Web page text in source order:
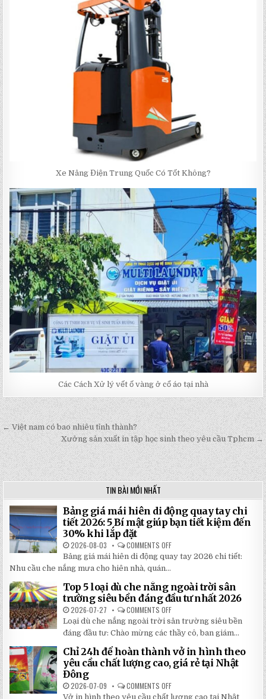
Xe Nâng Điện Trung Quốc Có Tốt Không?
Các Cách Xử lý vết ố vàng ở cổ áo tại nhà
Post
navigation
← Việt nam có bao nhiêu tỉnh thành?
Xưởng sản xuất in tập học sinh theo yêu cầu Tphcm →
TIN BÀI MỚI NHẤT
Bảng giá mái hiên di động quay tay chi
tiết 2026: 5 Bí mật giúp bạn tiết kiệm đến
30% khi lắp đặt
2026-08-03 COMMENTS OFF
BẢNG
GIÁ
ĐỘNG
QUAY
TAY
TIẾT
2026:
5
BÍ
MẬT
GIÚP
BẠN
TIẾT
KHI
Bảng giá mái hiên di động quay tay 2026 chi tiết:
Nhu cầu che nắng mưa cho hiên nhà, quán...
Top 5 loại dù che nắng ngoài trời sân
trường siêu bền đáng đầu tư nhất 2026
2026-07-27 COMMENTS OFF
TOP
5
LOẠI
DÙ
CHE
NẮNG
NGOÀI
TRỜI
BỀN
Loại dù che nắng ngoài trời sân trường siêu bền
đáng đầu tư: Chào mừng các thầy cô, ban giám...
Chỉ 24h để hoàn thành vở in hình theo
yêu cầu chất lượng cao, giá rẻ tại Nhật
Đông
2026-07-09 COMMENTS OFF
CHỈ
Vở in hình theo yêu cầu chất lượng cao tại Nhật